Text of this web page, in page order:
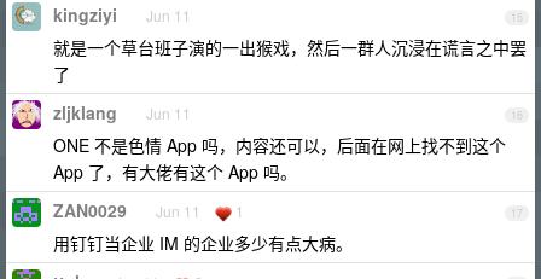
15
kingziyi Jun 11
就是一个草台班子演的一出猴戏，然后一群人沉浸在谎言之中罢
了
16
zljklang Jun 11
ONE 不是色情 App 吗，内容还可以，后面在网上找不到这个
App 了，有大佬有这个 App 吗。
17
ZAN0029 Jun 11 1
用钉钉当企业 IM 的企业多少有点大病。